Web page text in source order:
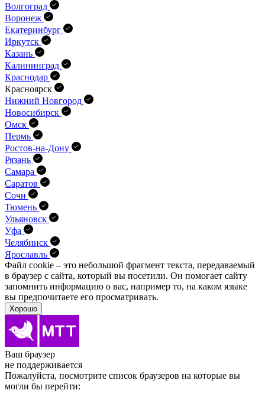
Волгоград
Воронеж
Екатеринбург
Иркутск
Казань
Калининград
Краснодар
Красноярск
Нижний Новгород
Новосибирск
Омск
Пермь
Ростов-на-Дону
Рязань
Самара
Саратов
Сочи
Тюмень
Ульяновск
Уфа
Челябинск
Ярославль
Файл cookie – это небольшой фрагмент текста, передава­емый
в браузер с сайта, который вы посетили. Он помо­гает сайту
запомнить информацию о вас, например то, на каком языке
вы предпочитаете его просматривать.
Хорошо
Ваш браузер
не поддерживается
Пожалуйста, посмотрите список браузеров на которые вы
могли бы перейти: